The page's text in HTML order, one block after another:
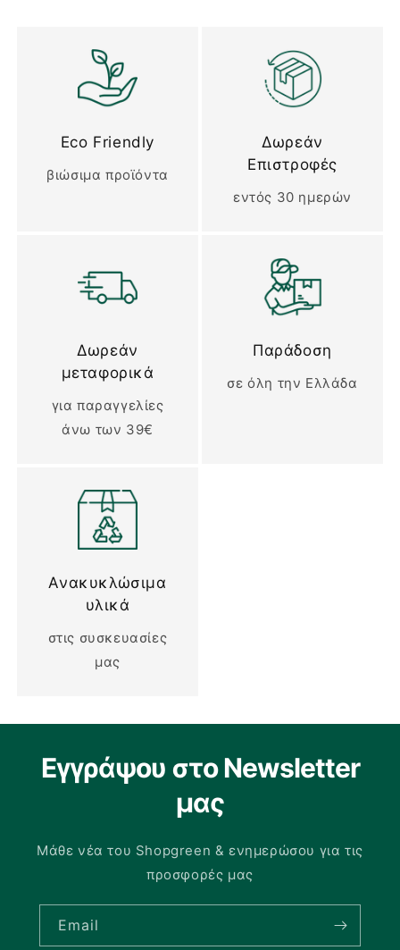
Eco Friendly
βιώσιμα προϊόντα
Δωρεάν
Επιστροφές
εντός 30 ημερών
Δωρεάν
μεταφορικά
για παραγγελίες
άνω των 39€
Παράδοση
σε όλη την Ελλάδα
Ανακυκλώσιμα
υλικά
στις συσκευασίες
μας
Εγγράψου στο Newsletter
μας
Μάθε νέα του Shopgreen & ενημερώσου για τις
προσφορές μας
Email